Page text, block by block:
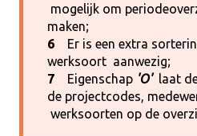
mogelijk om
maken;
6 Er is een extra
werksoort aanwezig;
7 Eigenschap 'O' laat
de projectcodes,
werksoorten op de